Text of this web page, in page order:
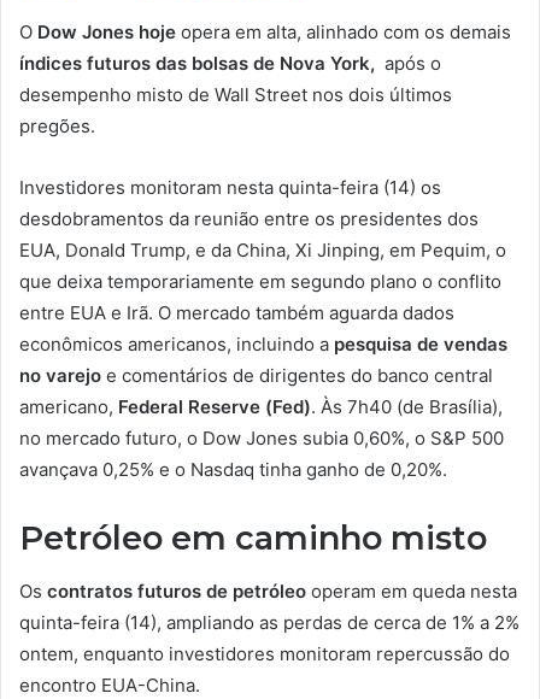
O Dow Jones hoje opera em alta, alinhado com os demais
índices futuros das bolsas de Nova York, após o
desempenho misto de Wall Street nos dois últimos
pregões.
Investidores monitoram nesta quinta-feira (14) os
desdobramentos da reunião entre os presidentes dos
EUA, Donald Trump, e da China, Xi Jinping, em Pequim, o
que deixa temporariamente em segundo plano o conflito
entre EUA e Irã. O mercado também aguarda dados
econômicos americanos, incluindo a pesquisa de vendas
no varejo e comentários de dirigentes do banco central
americano, Federal Reserve (Fed). Às 7h40 (de Brasília),
no mercado futuro, o Dow Jones subia 0,60%, o S&P 500
avançava 0,25% e o Nasdaq tinha ganho de 0,20%.
Petróleo em caminho misto
Os contratos futuros de petróleo operam em queda nesta
quinta-feira (14), ampliando as perdas de cerca de 1% a 2%
ontem, enquanto investidores monitoram repercussão do
encontro EUA-China.